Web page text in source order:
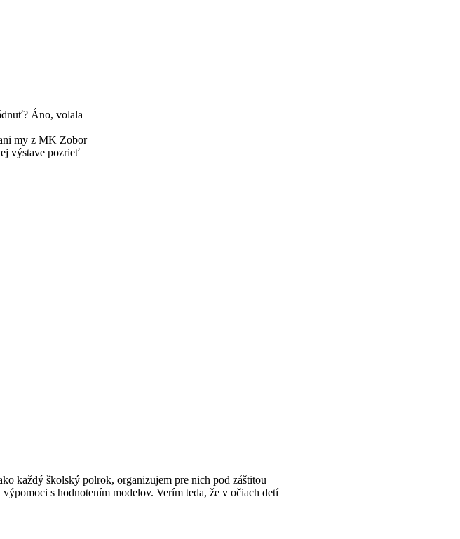
Áno, volala
my z MK Zobor
výstave pozrieť
každý školský polrok, organizujem pre nich pod záštitou
s hodnotením modelov. Verím teda, že v očiach detí